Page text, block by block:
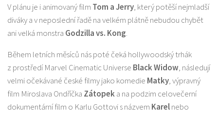
V plánu je i animovaný film Tom a Jerry, který potěší nejmladší
diváky a v neposlední řadě na velkém plátně nebudou chybět
ani velká monstra Godzilla vs. Kong.
Během letních měsíců nás poté čeká hollywoodský trhák
z prostředí Marvel Cinematic Universe Black Widow, následují
velmi očekávané české filmy jako komedie Matky, výpravný
film Miroslava Ondříčka Zátopeka na podzim celovečerní
dokumentární film o Karlu Gottovi s názvem Karelnebo